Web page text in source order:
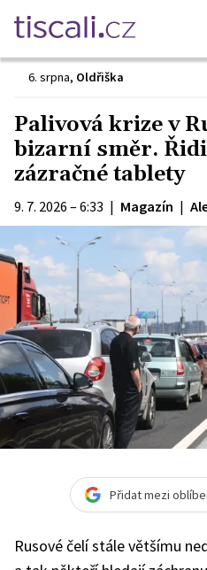
6. srpna, Oldřiška
Palivová krize v
bizarní směr.
zázračné tablety
9. 7. 2026 – 6:33 | Magazín |
Přidat mezi
Rusové čelí stále většímu